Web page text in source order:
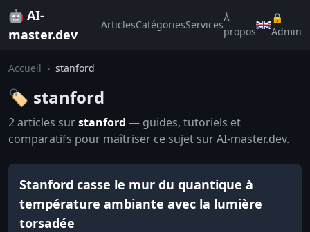
🤖 AI-
master.dev
ArticlesCatégoriesServices
À
propos
🔒
Admin
Accueil › stanford
🏷️ stanford
2 articles surstanford — guides, tutoriels et
comparatifs pour maîtriser ce sujet sur AI-master.dev.
Stanford casse le mur du quantique à
température ambiante avec la lumière
torsadée